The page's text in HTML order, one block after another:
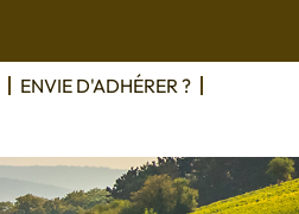
ENVIE D'ADHÉRER ?